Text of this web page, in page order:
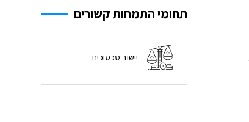
תחומי התמחות קשורים
יישוב סכסוכים